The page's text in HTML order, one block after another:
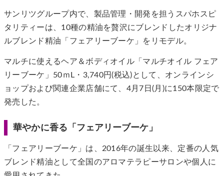
サンリツグループ内で、製品管理・開発を担うスパホスピ
タリティーは、10種の精油を贅沢にブレンドしたオリジナ
ルブレンド精油「フェアリーブーケ」をリモデル。
マルチに使えるヘア＆ボディオイル「マルチオイル フェア
リーブーケ」50ｍL・3,740円(税込)として、オンラインシ
ョップおよび関連企業店舗にて、4月7日(月)に150本限定で
発売した。
華やかに香る「フェアリーブーケ」
「フェアリーブーケ」は、2016年の誕生以来、定番の人気
ブレンド精油として全国のアロマテラピーサロンや個人に